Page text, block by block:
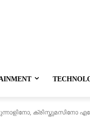
ക്രിസ്തുമസിനോ